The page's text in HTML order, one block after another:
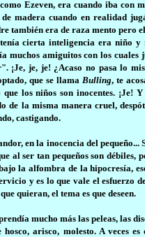
Ezeven, era cuando iba
madera cuando en realidad
también era de raza mento pero
cierta inteligencia era niño
muchos amiguitos con los
¡Je, je, je! ¿Acaso no pasa lo
que se llama Bulling, te
que los niños son inocentes.
de la misma manera cruel,
castigando.
en la inocencia del
al ser tan pequeños son débiles,
la alfombra de la hipocresía,
y es lo que vale el
quieran, el tema es que deseen.
mucho más las peleas, las
hosco, arisco, molesto. A veces